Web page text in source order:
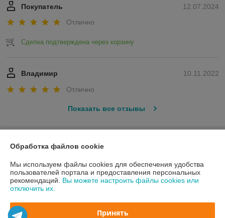
12.07.2024
Покупатель
Отлично
Сделка подтверждена через корзину
10.11.2022
Владимир
Отлично
Показать все отзывы
О нас
Контакты
Доставка и оплата
График работы
Обработка файлов cookie
Мы используем файлы cookies для обеспечения удобства
пользователей портала и предоставления персональных
рекомендаций. Вы можете настроить файлы cookies или
отключить их.
Принять